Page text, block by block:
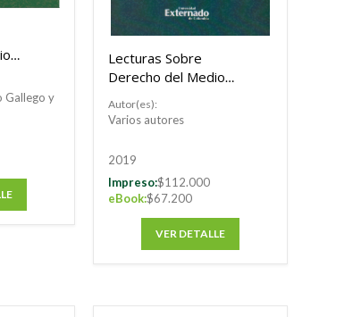
Gallego y
Lecturas Sobre
Derecho del Medio
Ambiente. Tomo XIX
Autor(es):
Varios autores
2019
Impreso:$112.000
eBook:$67.200
VER DETALLE